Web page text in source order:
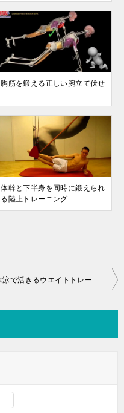
胸筋を鍛える正しい腕立て伏せ
体幹と下半身を同時に鍛えられ
る陸上トレーニング